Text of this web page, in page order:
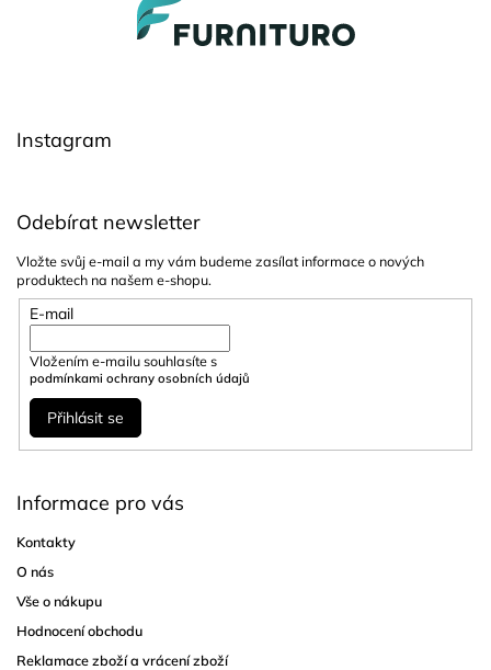
Instagram
Odebírat newsletter
Vložte svůj e-mail a my vám budeme zasílat informace o nových
produktech na našem e-shopu.
E-mail
Vložením e-mailu souhlasíte s
podmínkami ochrany osobních údajů
Přihlásit se
Informace pro vás
Kontakty
O nás
Vše o nákupu
Hodnocení obchodu
Reklamace zboží a vrácení zboží